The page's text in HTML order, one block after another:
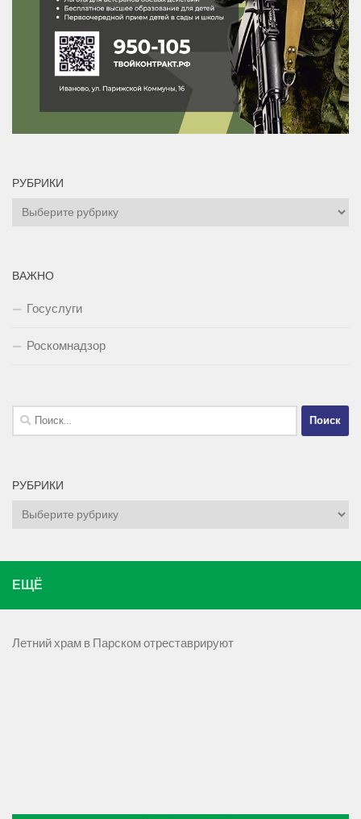
РУБРИКИ
Рубрики
ВАЖНО
Госуслуги
Роскомнадзор
Найти:
РУБРИКИ
Рубрики
ЕЩЁ
Летний храм в Парском отреставрируют